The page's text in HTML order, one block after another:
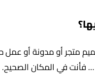
متجر أو مدونة أو عمل
… فأنت في المكان الصحيح.